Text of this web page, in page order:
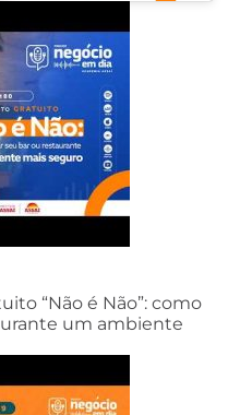
“Não é Não”: como
um ambiente